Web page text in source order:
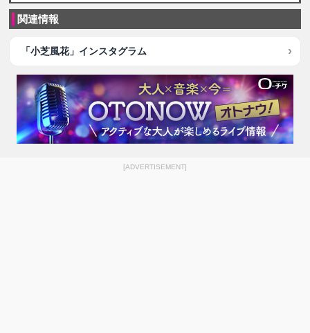
関連情報
「小芝風花」インスタグラム
[ADVERTISEMENT]